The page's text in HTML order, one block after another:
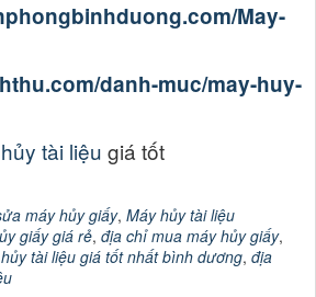
May-
danh-muc/may-huy-
tài liệu giá tốt
máy hủy giấy, Máy hủy tài liệu
giấy giá rẻ, địa chỉ mua máy hủy giấy,
tài liệu giá tốt nhất bình dương, địa